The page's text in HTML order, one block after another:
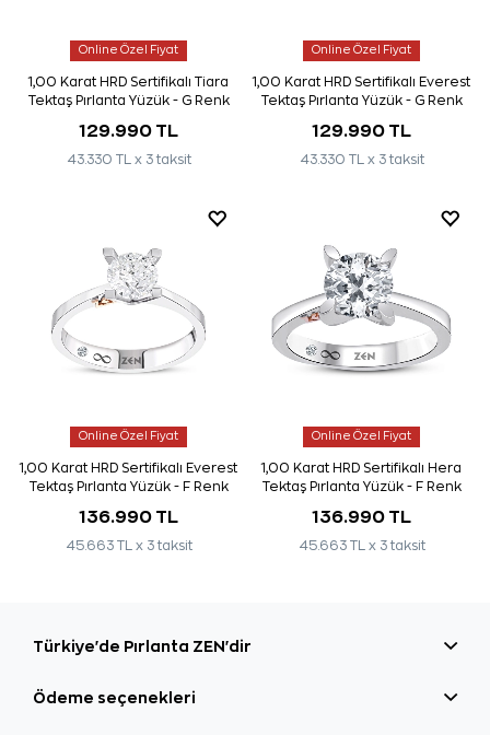
Online Özel Fiyat
1,00 Karat HRD Sertifikalı Tiara
Tektaş Pırlanta Yüzük - G Renk
129.990 TL
43.330 TL x 3 taksit
Online Özel Fiyat
1,00 Karat HRD Sertifikalı Everest
Tektaş Pırlanta Yüzük - G Renk
129.990 TL
43.330 TL x 3 taksit
Online Özel Fiyat
1,00 Karat HRD Sertifikalı Everest
Tektaş Pırlanta Yüzük - F Renk
136.990 TL
45.663 TL x 3 taksit
Online Özel Fiyat
1,00 Karat HRD Sertifikalı Hera
Tektaş Pırlanta Yüzük - F Renk
136.990 TL
45.663 TL x 3 taksit
Türkiye'de Pırlanta ZEN'dir
Ödeme seçenekleri